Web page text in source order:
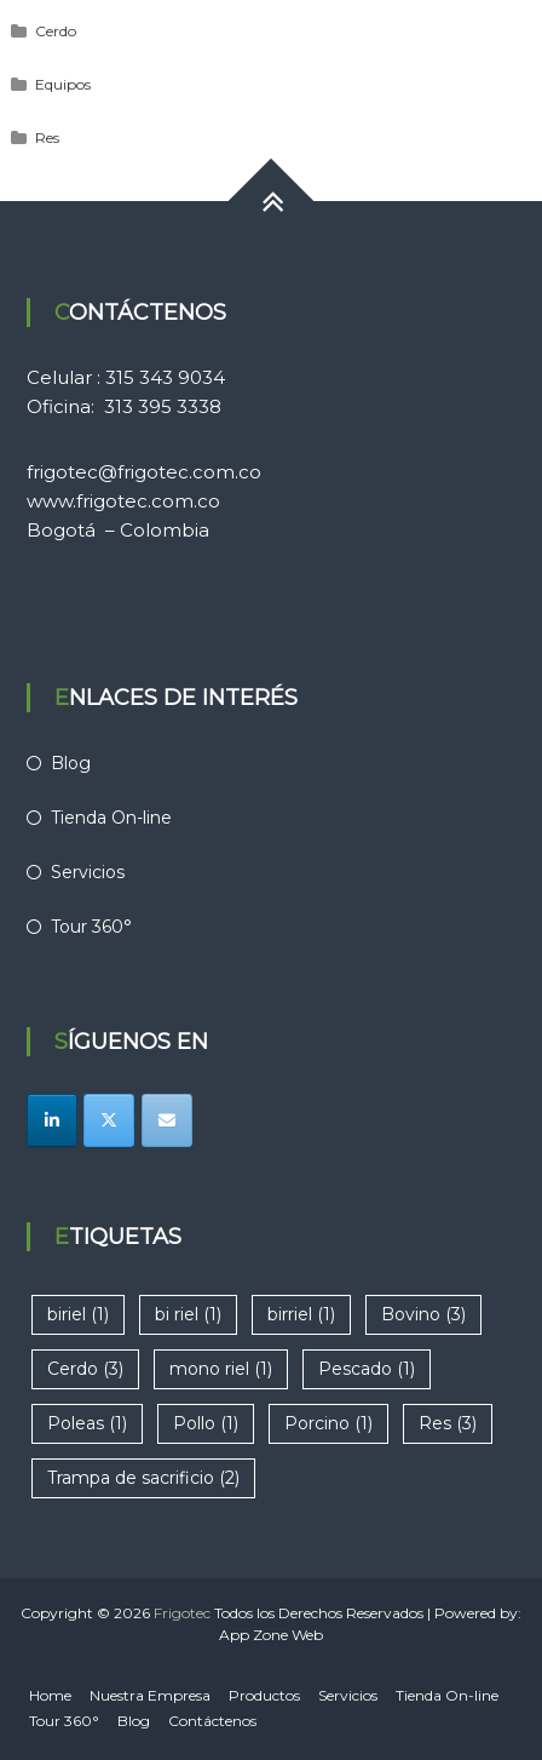
Cerdo
Equipos
Res
CONTÁCTENOS
Celular : 315 343 9034
Oficina: 313 395 3338
frigotec@frigotec.com.co
www.frigotec.com.co
Bogotá – Colombia
ENLACES DE INTERÉS
Blog
Tienda On-line
Servicios
Tour 360°
SÍGUENOS EN
ETIQUETAS
biriel (1) bi riel (1) birriel (1) Bovino (3)
Cerdo (3) mono riel (1) Pescado (1)
Poleas(1) Pollo (1) Porcino (1) Res(3)
Trampa de sacrificio (2)
Copyright © 2026 Frigotec Todos los Derechos Reservados | Powered by:
App Zone Web
Home Nuestra Empresa Productos Servicios
Tienda On-line
Tour 360°
Blog Contáctenos